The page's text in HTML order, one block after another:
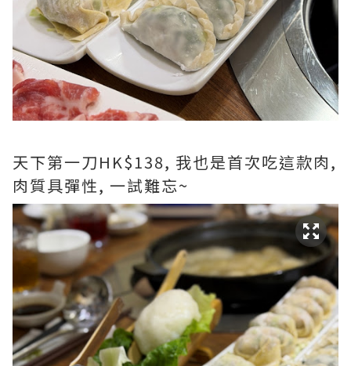
天下第一刀HK$138, 我也是首次吃這款肉,
肉質具彈性, 一試難忘~